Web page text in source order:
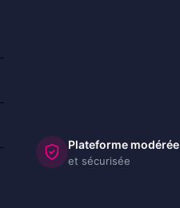
Plateforme modérée
et sécurisée